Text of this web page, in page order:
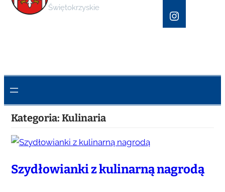
Świętokrzyskie
Instagram
Kategoria: Kulinaria
Szydłowianki z kulinarną nagrodą